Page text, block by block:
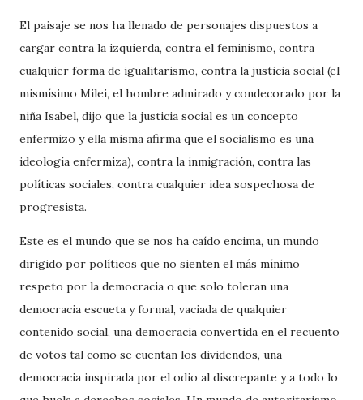
El paisaje se nos ha llenado de personajes dispuestos a
cargar contra la izquierda, contra el feminismo, contra
cualquier forma de igualitarismo, contra la justicia social (el
mismísimo Milei, el hombre admirado y condecorado por la
niña Isabel, dijo que la justicia social es un concepto
enfermizo y ella misma afirma que el socialismo es una
ideología enfermiza), contra la inmigración, contra las
políticas sociales, contra cualquier idea sospechosa de
progresista.
Este es el mundo que se nos ha caído encima, un mundo
dirigido por políticos que no sienten el más mínimo
respeto por la democracia o que solo toleran una
democracia escueta y formal, vaciada de qualquier
contenido social, una democracia convertida en el recuento
de votos tal como se cuentan los dividendos, una
democracia inspirada por el odio al discrepante y a todo lo